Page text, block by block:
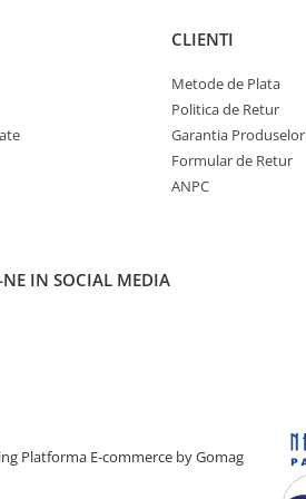
CLIENTI
Metode de Plata
Politica de Retur
Garantia Produselor
Formular de Retur
ANPC
NE IN SOCIAL MEDIA
Platforma E-commerce by Gomag